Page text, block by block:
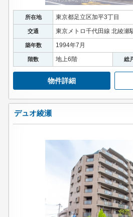
所在地 東京都足立区加平3丁目
交通 東京メトロ千代田線 北綾瀬
築年数 1994年7月
階数 地上6階 総
物件詳細
デュオ綾瀬